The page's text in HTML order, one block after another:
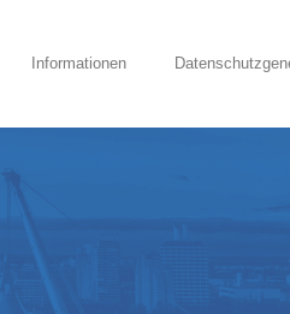
Informationen